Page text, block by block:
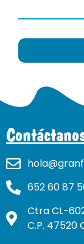
652 60 87
Ctra CL-
C.P. 47520